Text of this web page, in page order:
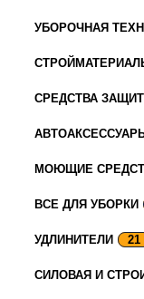
УБОРОЧНАЯ
СРЕДСТВА
МОЮЩИЕ
ВСЕ ДЛЯ УБОРКИ
УДЛИНИТЕЛИ 21
СИЛОВАЯ И